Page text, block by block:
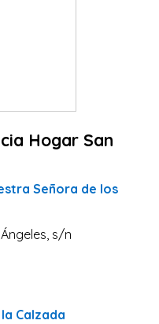
Hogar San
Señora de los
s/n
Calzada